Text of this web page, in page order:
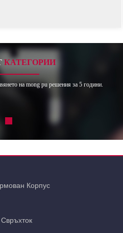
КАТЕГОРИИ
на mong pu решения за 5 години.
Корпус